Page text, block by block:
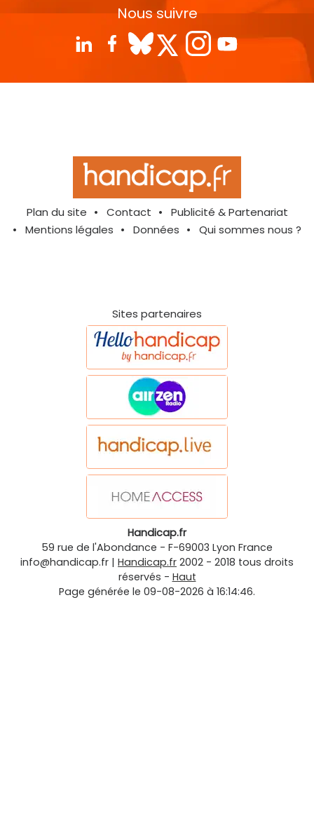
Nous suivre
Plan du site Contact
Publicité & Partenariat
Mentions légales
Données Qui sommes nous ?
Sites partenaires
Handicap.fr
59 rue de l'Abondance - F-69003 Lyon France
info@handicap.fr | Handicap.fr 2002 - 2018 tous droits
réservés - Haut
Page générée le 09-08-2026 à 16:14:46.